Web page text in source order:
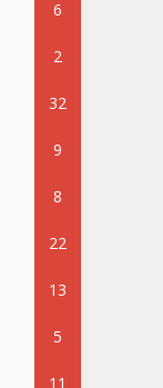
6
2
32
9
8
22
13
5
11